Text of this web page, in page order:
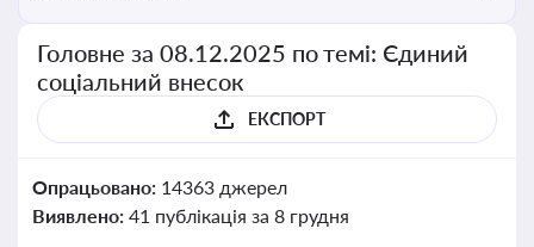
Головне за 08.12.2025 по темі: Єдиний
соціальний внесок
ЕКСПОРТ
Опрацьовано: 14363 джерел
Виявлено: 41 публікація за 8 грудня